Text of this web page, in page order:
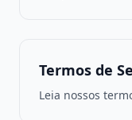
Termos de
Leia nossos